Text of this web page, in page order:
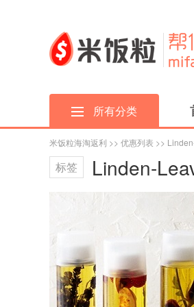
所有分类
米饭粒海淘返利 >> 优惠列表 >>
标签 Linden-